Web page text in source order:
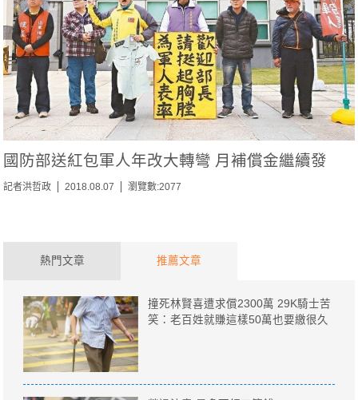
國防部送紅包軍人年改大轉彎 月補償金繼續發
記者洪哲政 2018.08.07 瀏覽數:2077
熱門文章 推薦文章
撞死林賢喜遭求償2300萬 29K騎士苦
笑：老百姓就賺這樣50萬也要繳很久